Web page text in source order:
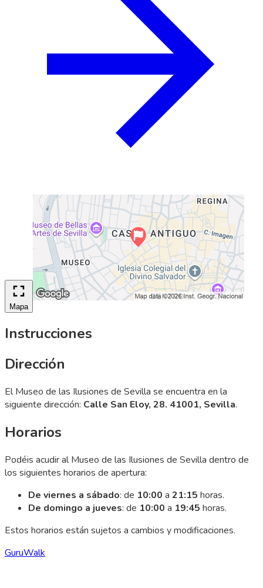
Mapa
Instrucciones
Dirección
El Museo de las Ilusiones de Sevilla se encuentra en la
siguiente dirección: Calle San Eloy, 28. 41001, Sevilla.
Horarios
Podéis acudir al Museo de las Ilusiones de Sevilla dentro de
los siguientes horarios de apertura:
De viernes a sábado: de 10:00 a 21:15 horas.
De domingo a jueves: de 10:00 a 19:45 horas.
Estos horarios están sujetos a cambios y modificaciones.
GuruWalk